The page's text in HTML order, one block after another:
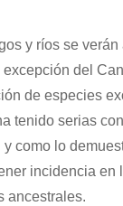
y ríos se verán
del
de especies
tenido serias
y como lo
incidencia en
ancestrales.